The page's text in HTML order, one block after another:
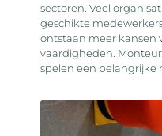
sectoren. Veel
geschikte
ontstaan meer kansen
vaardigheden.
spelen een belangrijke